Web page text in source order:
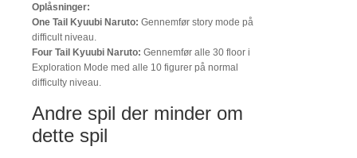
Oplåsninger:
One Tail Kyuubi Naruto: Gennemfør story mode på
difficult niveau.
Four Tail Kyuubi Naruto: Gennemfør alle 30 floor i
Exploration Mode med alle 10 figurer på normal
difficulty niveau.
Andre spil der minder om
dette spil